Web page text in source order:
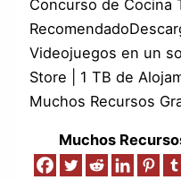
Concurso de Cocina
Videojuegos en un
Store | 1 TB de
Muchos Recursos
Muchos